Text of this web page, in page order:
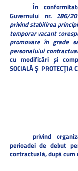
În
Guvernului nr. 286/
privind stabilirea
temporar vacant
promovare în grade
personalului
cu modificări și
SOCIALĂ ȘI PROTECȚIA
privind
perioadei de debut
contractuală, după cum